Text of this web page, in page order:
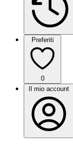
Preferiti
0
Il mio account